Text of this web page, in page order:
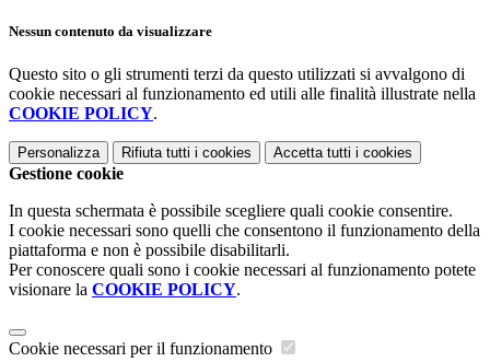
Nessun contenuto da visualizzare
Questo sito o gli strumenti terzi da questo utilizzati si avvalgono di
cookie necessari al funzionamento ed utili alle finalità illustrate nella
COOKIE POLICY.
Personalizza Rifiuta tutti i cookies Accetta tutti i cookies
Gestione cookie
In questa schermata è possibile scegliere quali cookie consentire.
I cookie necessari sono quelli che consentono il funzionamento della
piattaforma e non è possibile disabilitarli.
Per conoscere quali sono i cookie necessari al funzionamento potete
visionare la COOKIE POLICY.
Cookie necessari per il funzionamento